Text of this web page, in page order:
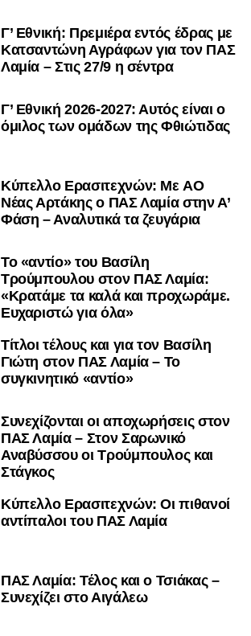
Γ’ Εθνική: Πρεμιέρα εντός έδρας με
Κατσαντώνη Αγράφων για τον ΠΑΣ
Λαμία – Στις 27/9 η σέντρα
Γ’ Εθνική 2026-2027: Αυτός είναι ο
όμιλος των ομάδων της Φθιώτιδας
Kύπελλο Ερασιτεχνών: Με AO
Nέας Αρτάκης ο ΠΑΣ Λαμία στην Α’
Φάση – Αναλυτικά τα ζευγάρια
Το «αντίο» του Βασίλη
Τρούμπουλου στον ΠΑΣ Λαμία:
«Κρατάμε τα καλά και προχωράμε.
Ευχαριστώ για όλα»
Τίτλοι τέλους και για τον Βασίλη
Γιώτη στον ΠΑΣ Λαμία – Το
συγκινητικό «αντίο»
Συνεχίζονται οι αποχωρήσεις στον
ΠΑΣ Λαμία – Στον Σαρωνικό
Αναβύσσου οι Τρούμπουλος και
Στάγκος
Κύπελλο Ερασιτεχνών: Οι πιθανοί
αντίπαλοι του ΠΑΣ Λαμία
ΠΑΣ Λαμία: Τέλος και ο Τσιάκας –
Συνεχίζει στο Αιγάλεω